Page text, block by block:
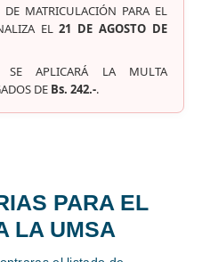
MATRICULACIÓN PARA EL
EL21 DE AGOSTO DE
SE APLICARÁ LA MULTA
DE Bs. 242.-.
PARA EL
LA UMSA